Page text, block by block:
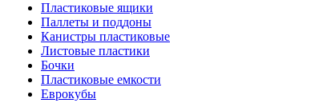
Пластиковые ящики
Паллеты и поддоны
Канистры пластиковые
Листовые пластики
Бочки
Пластиковые емкости
Еврокубы